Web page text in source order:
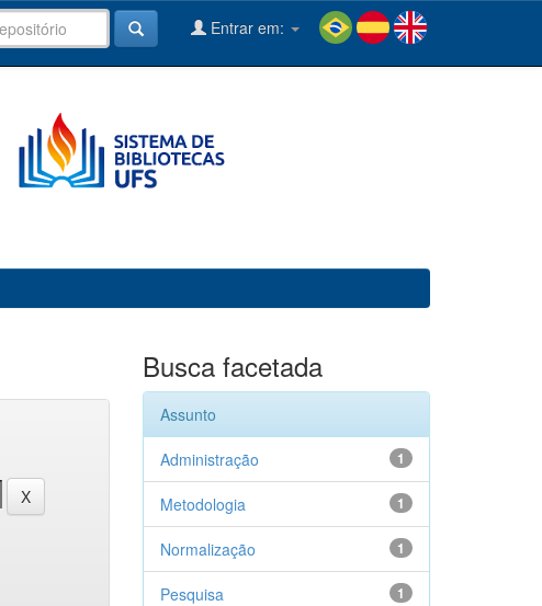
Entrar em:
Busca facetada
Assunto
1
Administração
1
Metodologia
1
Normalização
1
Pesquisa